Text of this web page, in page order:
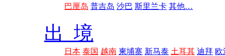
巴厘岛 普吉岛 沙巴 斯里兰卡 其他…
出 境
日本 泰国 越南 柬埔寨 新马泰 土耳其 迪拜 欧